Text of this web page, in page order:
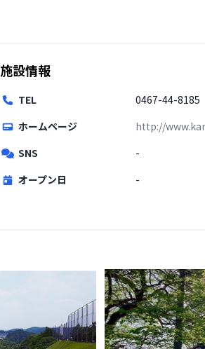
施設情報
TEL
0467-44-8185
ホームページ
http://
SNS
-
オープン日
-